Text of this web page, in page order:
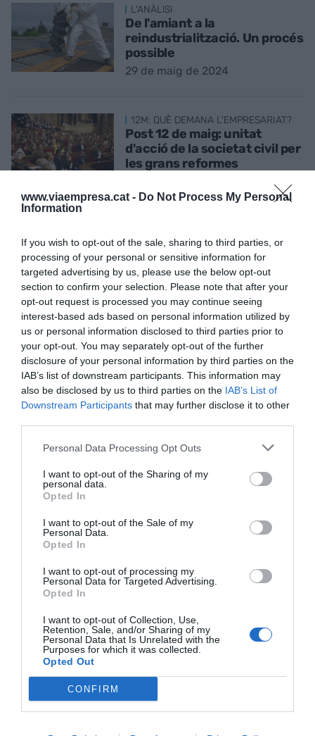
www.viaempresa.cat - Do Not Process My Personal
Information
If you wish to opt-out of the sale, sharing to third parties, or
processing of your personal or sensitive information for
targeted advertising by us, please use the below opt-out
section to confirm your selection. Please note that after your
opt-out request is processed you may continue seeing
interest-based ads based on personal information utilized by
us or personal information disclosed to third parties prior to
your opt-out. You may separately opt-out of the further
disclosure of your personal information by third parties on the
IAB’s list of downstream participants. This information may
also be disclosed by us to third parties on the IAB’s List of
Downstream Participants that may further disclose it to other
Personal Data Processing Opt Outs
I want to opt-out of the Sharing of my
personal data.
Opted In
I want to opt-out of the Sale of my
Personal Data.
Opted In
I want to opt-out of processing my
Personal Data for Targeted Advertising.
Opted In
I want to opt-out of Collection, Use,
Retention, Sale, and/or Sharing of my
Personal Data that Is Unrelated with the
Purposes for which it was collected.
Opted Out
CONFIRM
L'ANÀLISI
De l'amiant a la
reindustrialització. Un procés
possible
29 de maig de 2024
12M: QUÈ DEMANA L'EMPRESARIAT?
Post 12 de maig: unitat
d'acció de la societat civil per
les grans reformes
30 d’abril de 2024
L'ANÀLISI
El teletreball: creixerà o
disminuirà al sector privat i al
públic?
19 d’octubre de 2023
L'ANÀLISI
Cimera dels BRICS de
Johannesburg. Foc
d’encenalls?
Pla Nacional d'Energia i
18 de juliol de 2023
Anterior